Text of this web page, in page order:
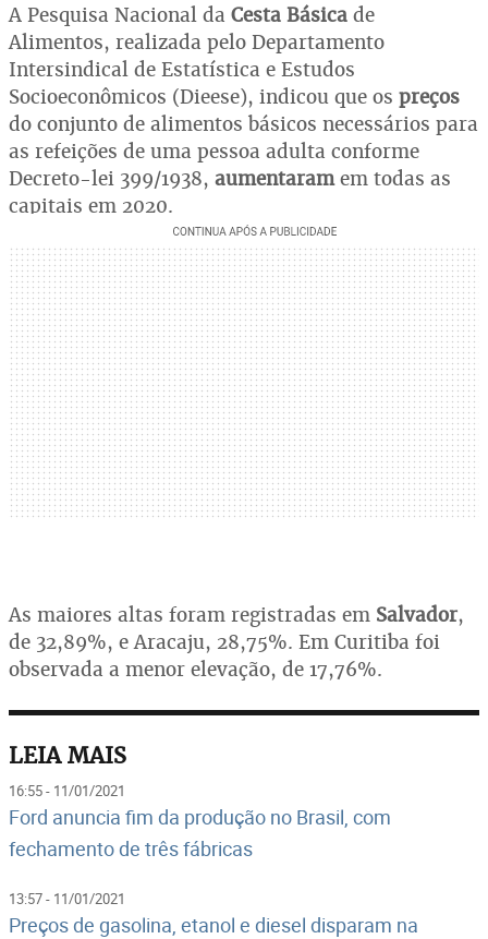
A Pesquisa Nacional da Cesta Básica de
Alimentos, realizada pelo Departamento
Intersindical de Estatística e Estudos
Socioeconômicos (Dieese), indicou que os preços
do conjunto de alimentos básicos necessários para
as refeições de uma pessoa adulta conforme
Decreto-lei 399/1938, aumentaramem todas as
capitais em 2020.
As maiores altas foram registradas em Salvador,
de 32,89%, e Aracaju, 28,75%. Em Curitiba foi
observada a menor elevação, de 17,76%.
LEIA MAIS
16:55 - 11/01/2021
Ford anuncia fim da produção no Brasil, com
fechamento de três fábricas
13:57 - 11/01/2021
Preços de gasolina, etanol e diesel disparam na